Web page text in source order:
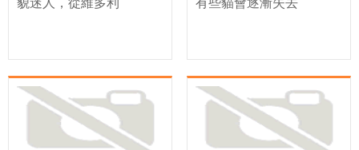
貌迷人，從維多利
有些貓會逐漸失去